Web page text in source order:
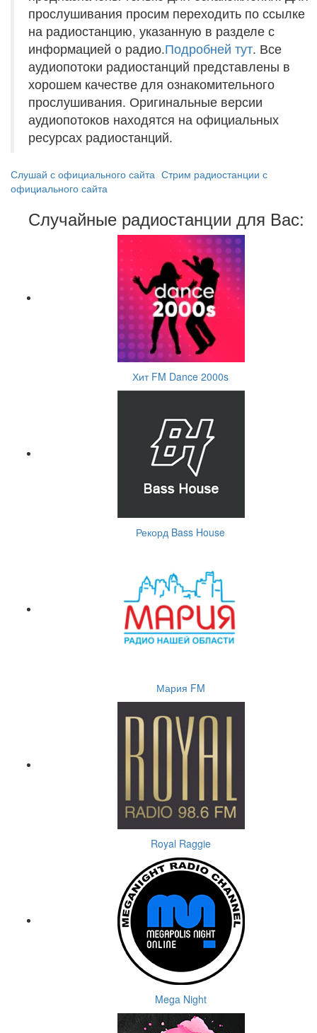
прослушивания просим переходить по ссылке
на радиостанцию, указанную в разделе с
информацией о радио.Подробней тут. Все
аудиопотоки радиостанций представлены в
хорошем качестве для ознакомительного
прослушивания. Оригинальные версии
аудиопотоков находятся на официальных
ресурсах радиостанций.
Слушай с официального сайта Стрим радиостанции с
официального сайта
Случайные радиостанции для Вас:
Хит FM Dance 2000s
Рекорд Bass House
Мария FM
Royal Raggie
Mega Night